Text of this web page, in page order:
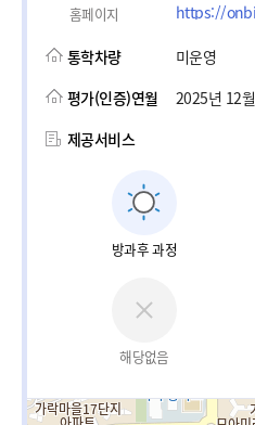
홈페이지
통학차량
미운영
평가(인증)연월
2025년 12월
제공서비스
방과후 과정
해당없음